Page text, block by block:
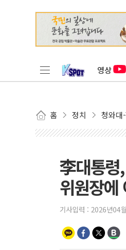
영상
홈 정치 청와대
李대통령
위원장에
기사입력 : 2026년04